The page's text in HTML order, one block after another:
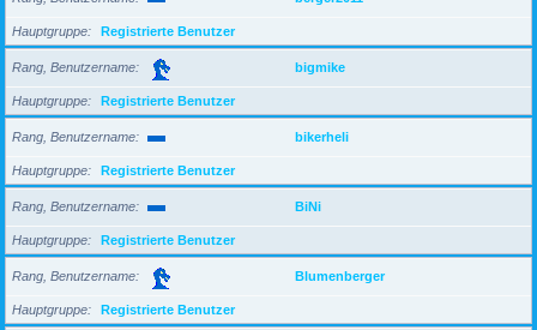
Hauptgruppe Registrierte Benutzer
Rang, Benutzername bigmike
Hauptgruppe Registrierte Benutzer
Rang, Benutzername bikerheli
Hauptgruppe Registrierte Benutzer
Rang, Benutzername BiNi
Hauptgruppe Registrierte Benutzer
Rang, Benutzername Blumenberger
Hauptgruppe Registrierte Benutzer